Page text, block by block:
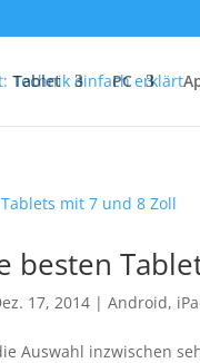
Tablet PC
besten
17, 2014 |Android,
Auswahl inzwischen